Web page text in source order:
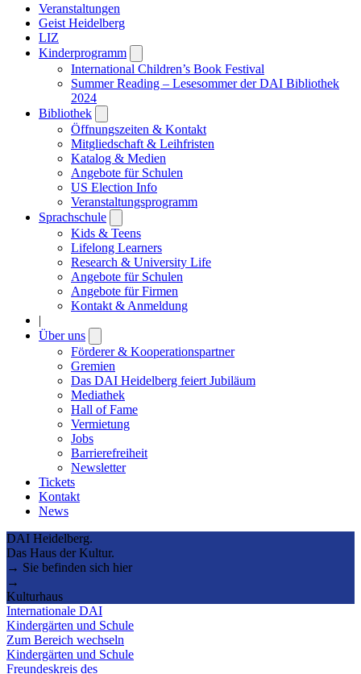
Veranstaltungen
Geist Heidelberg
LIZ
Kinderprogramm
submenu
International Children’s Book Festival
Summer Reading – Lesesommer der DAI Bibliothek
2024
Bibliothek
submenu
Öffnungszeiten & Kontakt
Mitgliedschaft & Leihfristen
Katalog & Medien
Angebote für Schulen
US Election Info
Veranstaltungsprogramm
Sprachschule
submenu
Kids & Teens
Lifelong Learners
Research & University Life
Angebote für Schulen
Angebote für Firmen
Kontakt & Anmeldung
|
Über uns
submenu
Förderer & Kooperationspartner
Gremien
Das DAI Heidelberg feiert Jubiläum
Mediathek
Hall of Fame
Vermietung
Jobs
Barrierefreiheit
Newsletter
Tickets
Kontakt
News
DAI Heidelberg.
Das Haus der Kultur.
→ Sie befinden sich hier
→
Kulturhaus
Internationale DAI
Kindergärten und Schule
Zum Bereich wechseln
Kindergärten und Schule
Freundeskreis des